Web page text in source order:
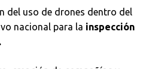
del uso de drones dentro del
nacional para la inspección